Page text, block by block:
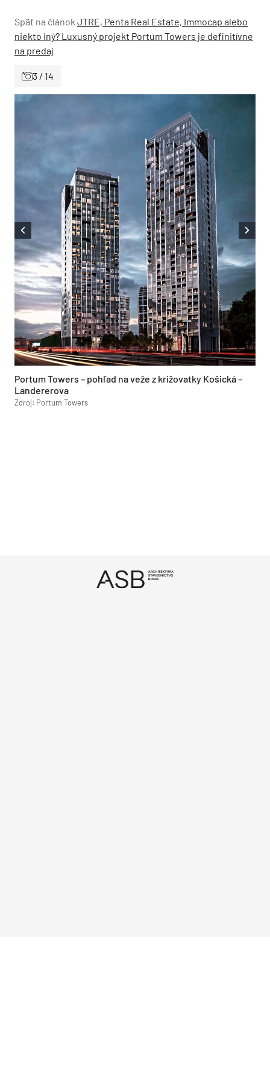
Späť na článok JTRE, Penta Real Estate, Immocap alebo
niekto iný? Luxusný projekt Portum Towers je definitívne
na predaj
3 / 14
Portum Towers – pohľad na veže z križovatky Košická –
Landererova
Zdroj: Portum Towers